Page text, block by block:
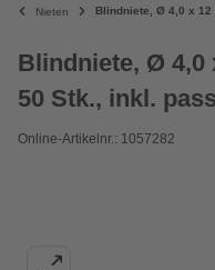
Nieten Blindniete, Ø 4,0 x 12
Blindniete, Ø 4,0
50 Stk., inkl.
Online-Artikelnr.: 1057282